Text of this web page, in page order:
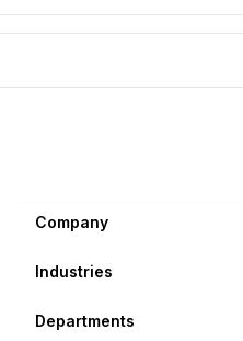
Company
Industries
Departments